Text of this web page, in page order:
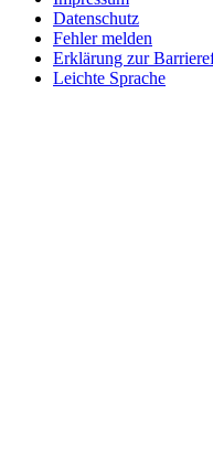
Datenschutz
Fehler melden
Erklärung zur
Leichte Sprache